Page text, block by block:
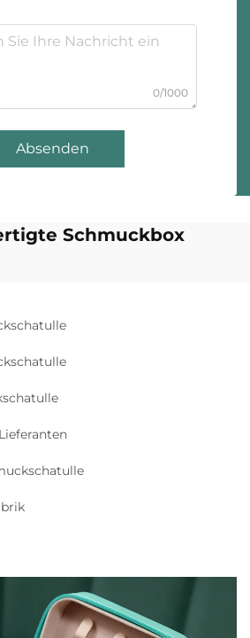
0/1000
Absenden
Schmuckbox